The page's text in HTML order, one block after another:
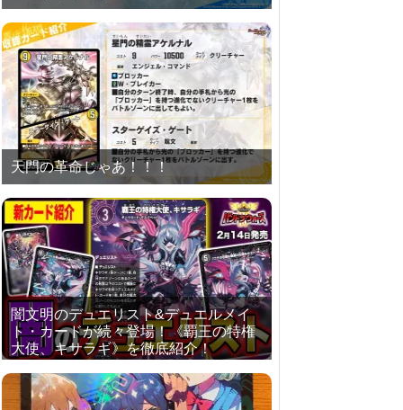
天門の革命じゃあ！！！
闇文明のデュエリスト&デュエルメイ
ト・カードが続々登場！《覇王の特権
大使、キサラギ》を徹底紹介！